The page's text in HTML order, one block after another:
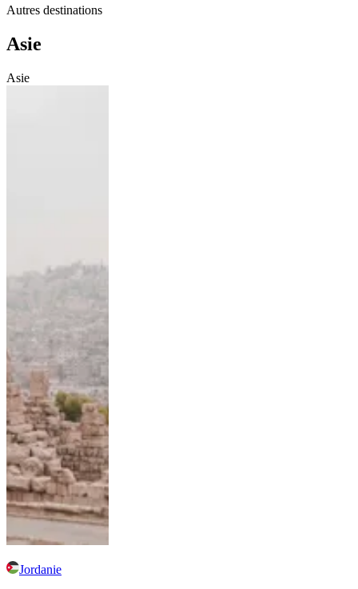
Autres destinations
Asie
Asie
Jordanie